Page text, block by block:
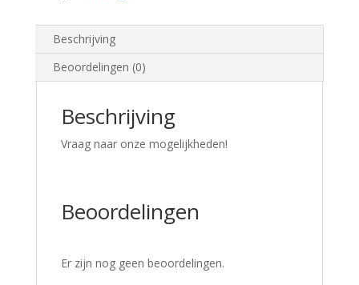
Beschrijving
Beoordelingen (0)
Beschrijving
Vraag naar onze mogelijkheden!
Beoordelingen
Er zijn nog geen beoordelingen.